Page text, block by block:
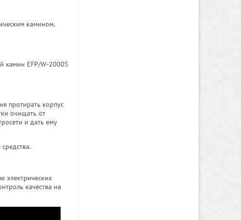
камином.
камин EFP/W-2000S
протирать корпус
очищать от
и дать ему
электрических
качества на